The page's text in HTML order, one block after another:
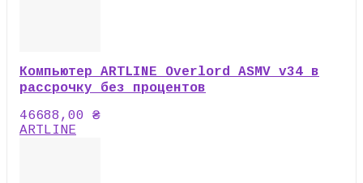
Компьютер ARTLINE Overlord ASMV v34 в
рассрочку без процентов
46688,00 ₴
ARTLINE